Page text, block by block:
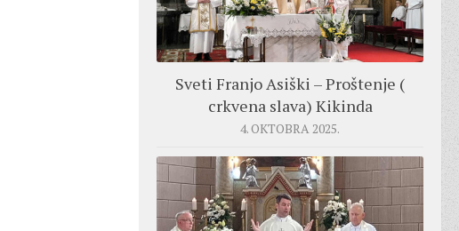
Sveti Franjo Asiški – Proštenje (
crkvena slava) Kikinda
4. OKTOBRA 2025.